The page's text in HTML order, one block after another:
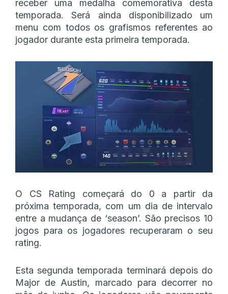
receber uma medalha comemorativa desta
temporada. Será ainda disponibilizado um
menu com todos os grafismos referentes ao
jogador durante esta primeira temporada.
O CS Rating começará do 0 a partir da
próxima temporada, com um dia de intervalo
entre a mudança de ‘season’. São precisos 10
jogos para os jogadores recuperaram o seu
rating.
Esta segunda temporada terminará depois do
Major de Austin, marcado para decorrer no